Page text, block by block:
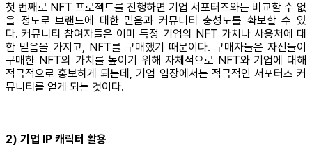
첫 번째로 NFT 프로젝트를 진행하면 기업 서포터즈와는 비교할 수 없
을 정도로 브랜드에 대한 믿음과 커뮤니티 충성도를 확보할 수 있
다. 커뮤니티 참여자들은 이미 특정 기업의 NFT 가치나 사용처에 대
한 믿음을 가지고, NFT를 구매했기 때문이다. 구매자들은 자신들이
구매한 NFT의 가치를 높이기 위해 자체적으로 NFT와 기업에 대해
적극적으로 홍보하게 되는데, 기업 입장에서는 적극적인 서포터즈 커
뮤니티를 얻게 되는 것이다.
2) 기업 IP 캐릭터 활용